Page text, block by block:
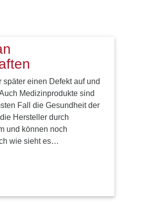
einen Defekt auf und
Medizinprodukte sind
Fall die Gesundheit der
Hersteller durch
und können noch
wie sieht es…